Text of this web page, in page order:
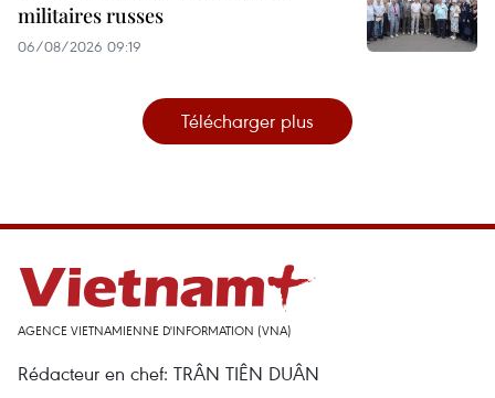
militaires russes
06/08/2026 09:19
Télécharger plus
AGENCE VIETNAMIENNE D'INFORMATION (VNA)
Rédacteur en chef: TRÂN TIÊN DUÂN